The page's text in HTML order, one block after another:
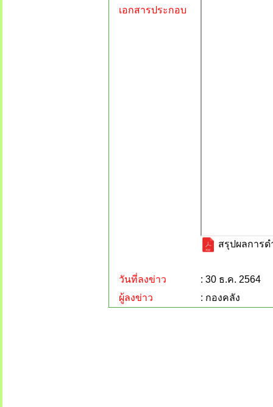
เอกสารประกอบ
สรุปผลการ
วันที่ลงข่าว
: 30 ธ.ค. 2564
ผู้ลงข่าว
: กองคลัง